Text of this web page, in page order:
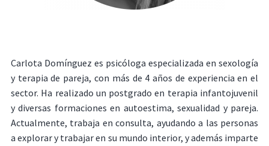
Carlota Domínguez es psicóloga especializada en sexología
y terapia de pareja, con más de 4 años de experiencia en el
sector. Ha realizado un postgrado en terapia infantojuvenil
y diversas formaciones en autoestima, sexualidad y pareja.
Actualmente, trabaja en consulta, ayudando a las personas
a explorar y trabajar en su mundo interior, y además imparte